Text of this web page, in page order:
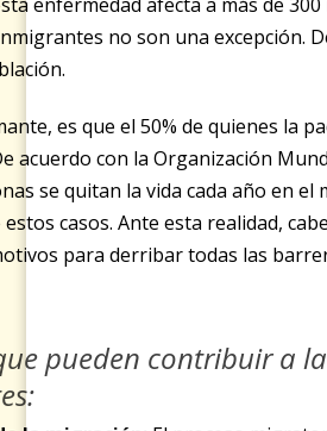
no son una excepción.
es que el 50% de quienes la
acuerdo con la Organización
se quitan la vida cada año en
casos. Ante esta realidad,
para derribar todas las
pueden contribuir a